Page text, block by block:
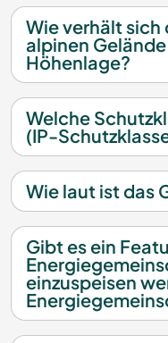
Wie verhält sich
alpinen
Höhenlage?
Welche
(IP-
Wie laut ist das
Gibt es ein
einzuspeisen